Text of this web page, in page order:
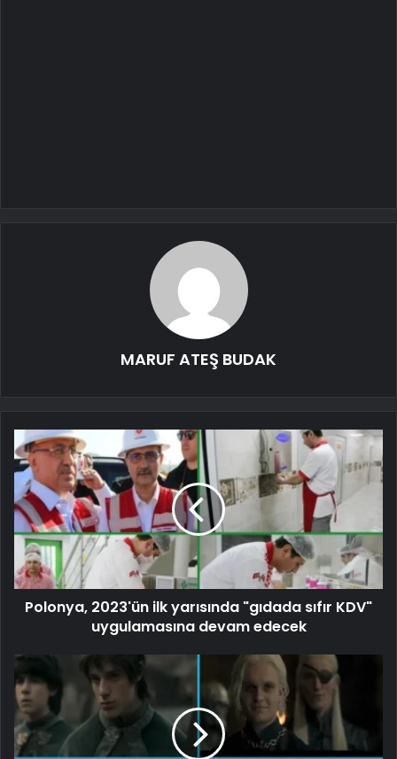
MARUF ATEŞ BUDAK
Polonya, 2023'ün ilk yarısında "gıdada sıfır KDV"
uygulamasına devam edecek